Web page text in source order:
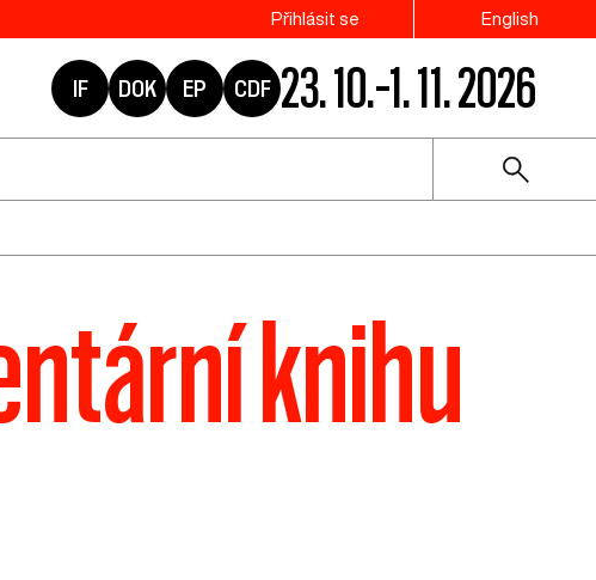
Přihlásit se English
IF DOK EP CDF 23. 10.–1. 11. 2026
knihu